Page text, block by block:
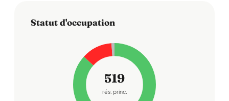
Statut d'occupation
519
rés. princ.